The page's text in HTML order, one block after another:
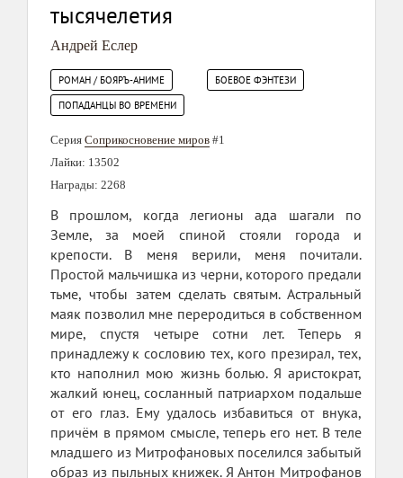
тысячелетия
Андрей Еслер
РОМАН / БОЯРЪ-АНИМЕ
БОЕВОЕ ФЭНТЕЗИ
ПОПАДАНЦЫ ВО ВРЕМЕНИ
Серия Соприкосновение миров #1
Лайки: 13502
Награды: 2268
В прошлом, когда легионы ада шагали по
Земле, за моей спиной стояли города и
крепости. В меня верили, меня почитали.
Простой мальчишка из черни, которого предали
тьме, чтобы затем сделать святым. Астральный
маяк позволил мне переродиться в собственном
мире, спустя четыре сотни лет. Теперь я
принадлежу к сословию тех, кого презирал, тех,
кто наполнил мою жизнь болью. Я аристократ,
жалкий юнец, сосланный патриархом подальше
от его глаз. Ему удалось избавиться от внука,
причём в прямом смысле, теперь его нет. В теле
младшего из Митрофановых поселился забытый
образ из пыльных книжек. Я Антон Митрофанов